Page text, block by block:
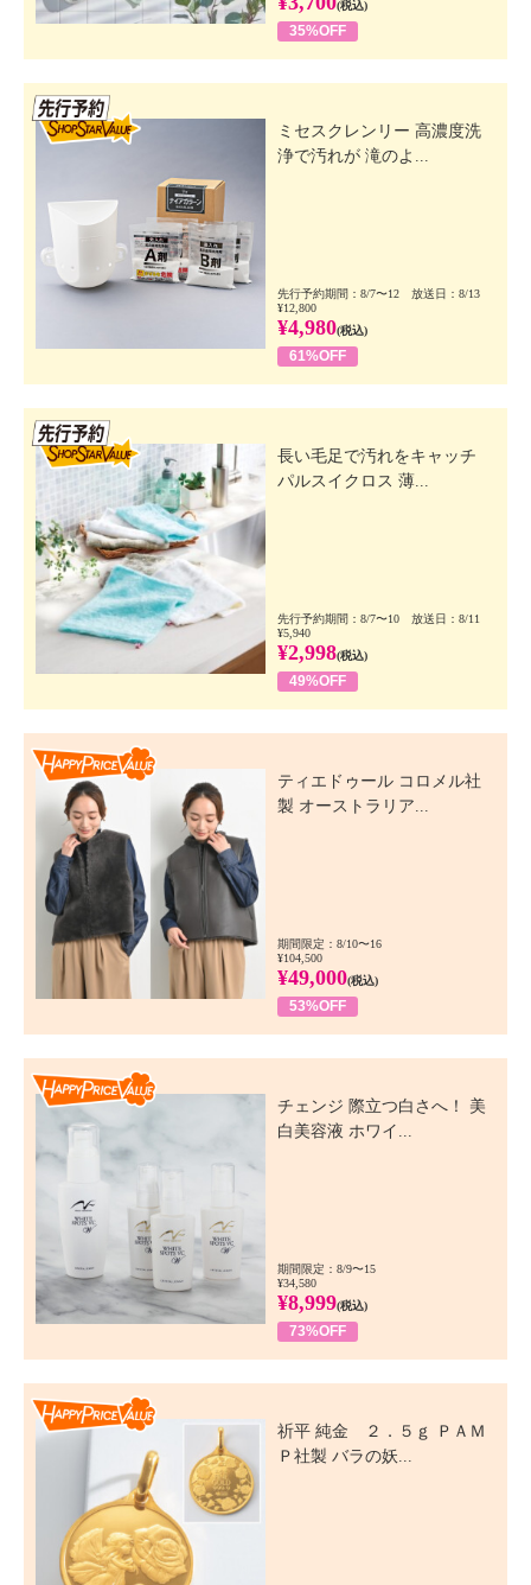
(税込)
35%OFF
ミセスクレンリー 高濃度洗
浄で汚れが 滝のよ...
先行予約期間：8/7〜12 放送日：8/13
¥12,800
¥4,980(税込)
61%OFF
長い毛足で汚れをキャッチ
パルスイクロス 薄...
先行予約期間：8/7〜10 放送日：8/11
¥5,940
¥2,998(税込)
49%OFF
ティエドゥール コロメル社
製 オーストラリア...
期間限定：8/10〜16
¥104,500
¥49,000(税込)
53%OFF
チェンジ 際立つ白さへ！ 美
白美容液 ホワイ...
期間限定：8/9〜15
¥34,580
¥8,999(税込)
73%OFF
祈平 純金 ２．５ｇ ＰＡＭ
Ｐ社製 バラの妖...